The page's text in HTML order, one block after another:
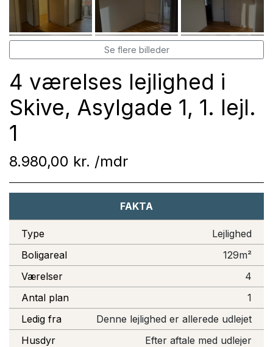
Se flere billeder
4 værelses lejlighed i
Skive, Asylgade 1, 1. lejl.
1
8.980,00 kr.
FAKTA
Type
Lejlighed
Boligareal
129m²
Værelser
4
Antal plan
1
Ledig fra
Denne lejlighed er allerede udlejet
Husdyr
Efter aftale med udlejer